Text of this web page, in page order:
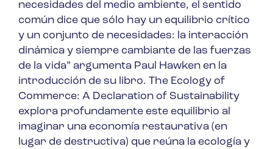
necesidades del medio ambiente, el sentido
común dice que sólo hay un equilibrio crítico
y un conjunto de necesidades: la interacción
dinámica y siempre cambiante de las fuerzas
de la vida” argumenta Paul Hawken en la
introducción de su libro. The Ecology of
Commerce: A Declaration of Sustainability
explora profundamente este equilibrio al
imaginar una economía restaurativa (en
lugar de destructiva) que reúna la ecología y